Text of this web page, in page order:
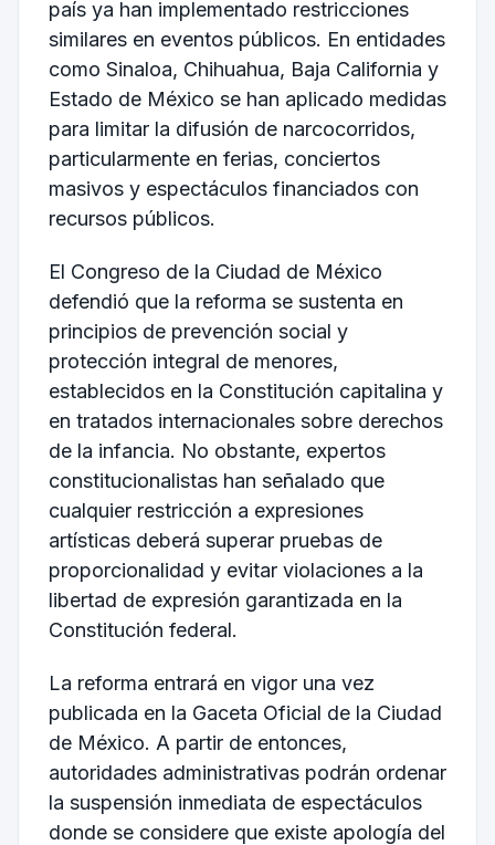
país ya han implementado restricciones
similares en eventos públicos. En entidades
como Sinaloa, Chihuahua, Baja California y
Estado de México se han aplicado medidas
para limitar la difusión de narcocorridos,
particularmente en ferias, conciertos
masivos y espectáculos financiados con
recursos públicos.
El Congreso de la Ciudad de México
defendió que la reforma se sustenta en
principios de prevención social y
protección integral de menores,
establecidos en la Constitución capitalina y
en tratados internacionales sobre derechos
de la infancia. No obstante, expertos
constitucionalistas han señalado que
cualquier restricción a expresiones
artísticas deberá superar pruebas de
proporcionalidad y evitar violaciones a la
libertad de expresión garantizada en la
Constitución federal.
La reforma entrará en vigor una vez
publicada en la Gaceta Oficial de la Ciudad
de México. A partir de entonces,
autoridades administrativas podrán ordenar
la suspensión inmediata de espectáculos
donde se considere que existe apología del